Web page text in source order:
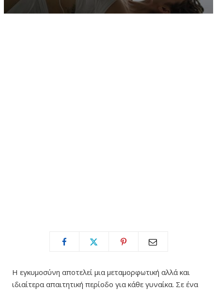
Η εγκυμοσύνη αποτελεί μια μεταμορφωτική αλλά και
ιδιαίτερα απαιτητική περίοδο για κάθε γυναίκα. Σε ένα